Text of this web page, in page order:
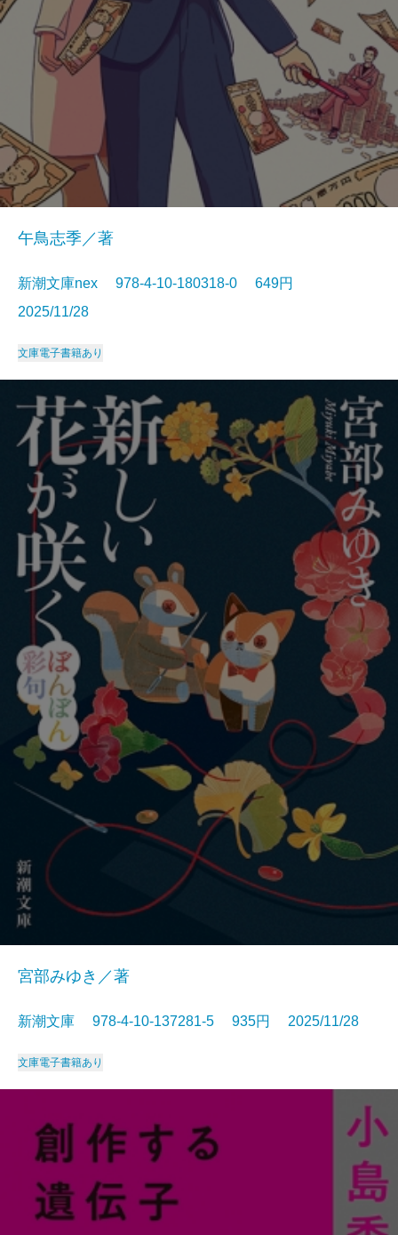
午鳥志季／著
新潮文庫nex 978-4-10-180318-0 649円
2025/11/28
文庫電子書籍あり
宮部みゆき／著
新潮文庫 978-4-10-137281-5 935円 2025/11/28
文庫電子書籍あり